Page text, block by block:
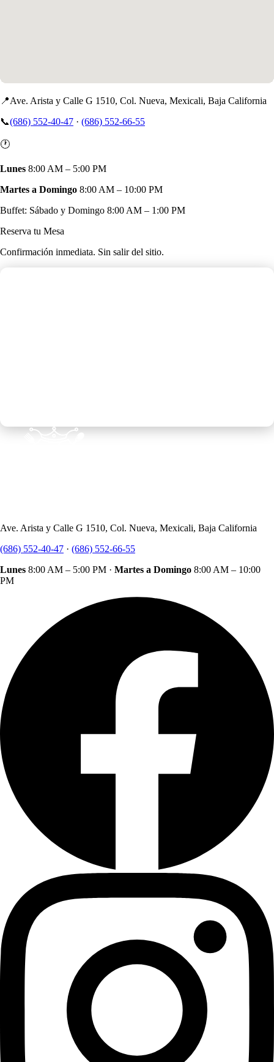
📍Ave. Arista y Calle G 1510, Col. Nueva, Mexicali, Baja California
📞(686) 552-40-47 · (686) 552-66-55
🕐
Lunes 8:00 AM – 5:00 PM
Martes a Domingo 8:00 AM – 10:00 PM
Buffet: Sábado y Domingo 8:00 AM – 1:00 PM
Reserva tu Mesa
Confirmación inmediata. Sin salir del sitio.
Ave. Arista y Calle G 1510, Col. Nueva, Mexicali, Baja California
(686) 552-40-47 · (686) 552-66-55
Lunes 8:00 AM – 5:00 PM · Martes a Domingo 8:00 AM – 10:00
PM